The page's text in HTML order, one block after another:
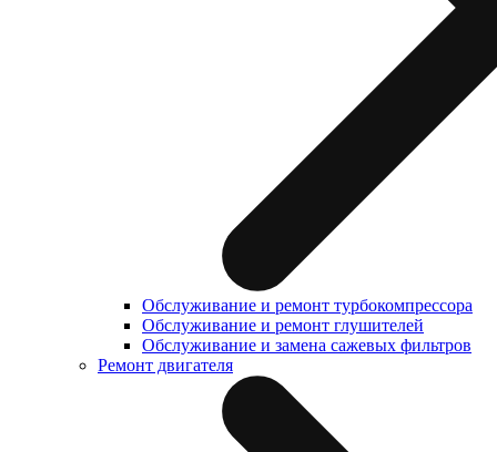
Обслуживание и ремонт турбокомпрессора
Обслуживание и ремонт глушителей
Обслуживание и замена сажевых фильтров
Ремонт двигателя